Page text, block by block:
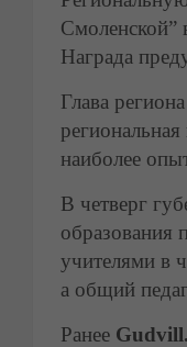
Смоленской”
Награда
Глава
наиболее
В четверг
образования
учителями в
а общий
Ранее